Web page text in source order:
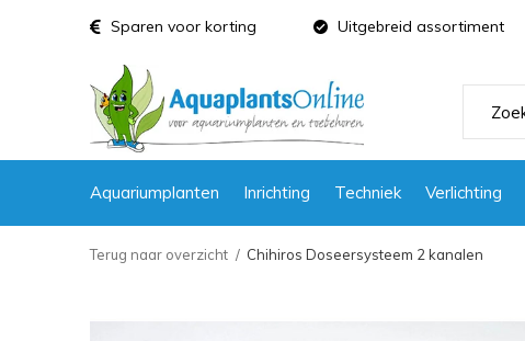
Aquariumplanten Inrichting Techniek Verlichting
Sparen voor korting Uitgebreid assortiment
Terug naar overzicht Chihiros Doseersysteem 2 kanalen